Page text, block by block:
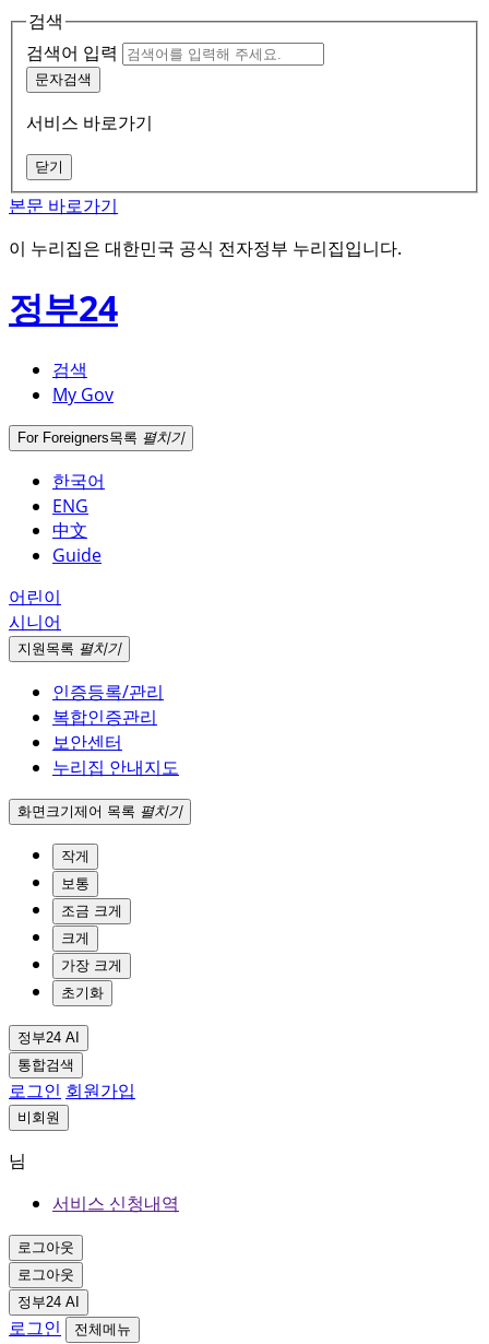
검색
검색어 입력
문자검색
서비스 바로가기
닫기
본문 바로가기
이 누리집은 대한민국 공식 전자정부 누리집입니다.
정부24
검색
My Gov
For Foreigners목록 펼치기
한국어
ENG
中文
Guide
어린이
시니어
지원 목록 펼치기
인증등록/관리
복합인증관리
보안센터
누리집 안내지도
화면크기제어 목록 펼치기
작게
보통
조금 크게
크게
가장 크게
초기화
정부24 AI
통합검색
로그인 회원가입
비회원
님
서비스 신청내역
로그아웃
로그아웃
정부24 AI
로그인 전체메뉴